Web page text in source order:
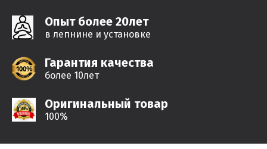
Опыт более 20лет
в лепнине и установке
Гарантия качества
более 10лет
Оригинальный товар
100%